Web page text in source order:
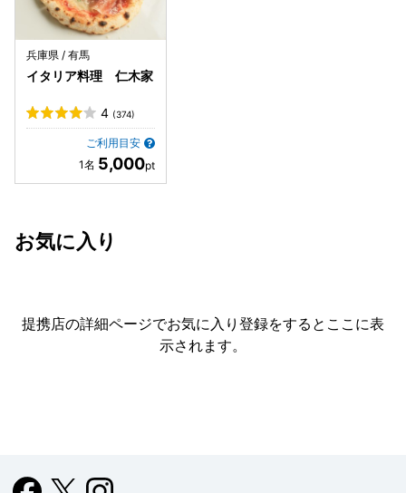
兵庫県 / 有馬
イタリア料理 仁木家
4 (374)
ご利用目安
5,000
お気に入り
提携店の詳細ページでお気に入り登録をすると ここに表
示されます。